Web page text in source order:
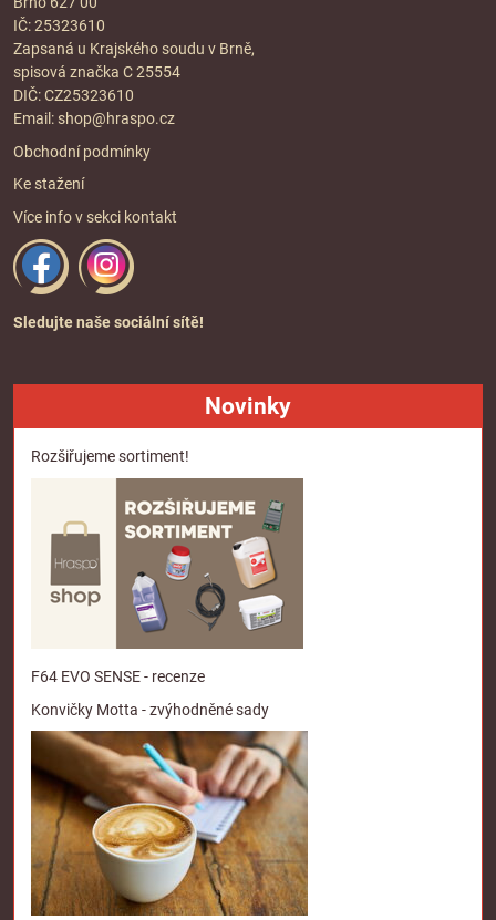
IČ: 25323610
Zapsaná u Krajského soudu v Brně,
spisová značka C 25554
DIČ: CZ25323610
Email: shop@hraspo.cz
Obchodní podmínky
Ke stažení
Více info v sekci kontakt
Sledujte naše sociální sítě!
Novinky
Rozšiřujeme sortiment!
F64 EVO SENSE - recenze
Konvičky Motta - zvýhodněné sady